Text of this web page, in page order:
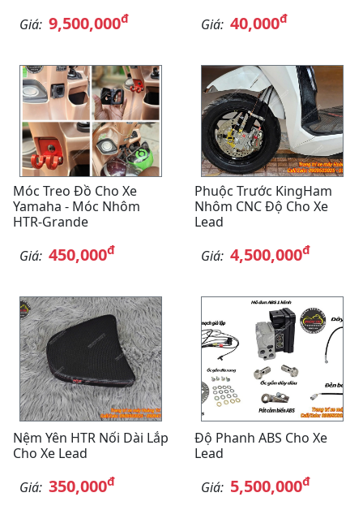
Giá: 9,500,000đ
Giá: 40,000đ
Móc Treo Đồ Cho Xe
Yamaha - Móc Nhôm
HTR-Grande
Giá: 450,000đ
Phuộc Trước KingHam
Nhôm CNC Độ Cho Xe
Lead
Giá: 4,500,000đ
Nệm Yên HTR Nối Dài Lắp
Cho Xe Lead
Giá: 350,000đ
Độ Phanh ABS Cho Xe
Lead
Giá: 5,500,000đ